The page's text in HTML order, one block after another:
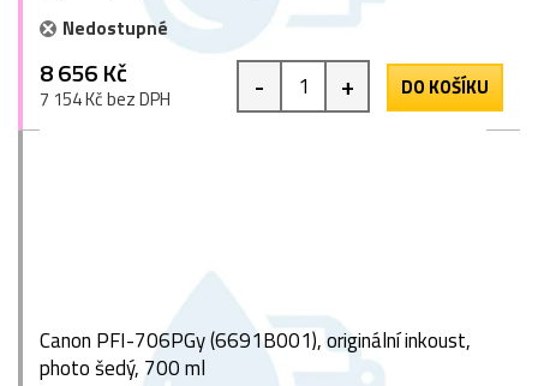
Nedostupné
8 656 Kč
7 154 Kč bez DPH - + DO KOŠÍKU
Canon PFI-706PGy (6691B001), originální inkoust,
photo šedý, 700 ml